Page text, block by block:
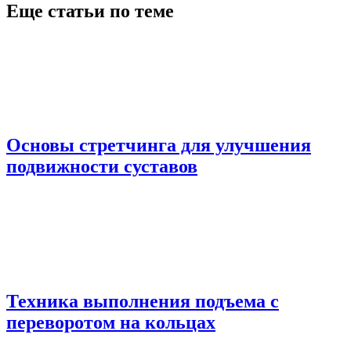
Еще статьи по теме
Основы стретчинга для улучшения
подвижности суставов
Техника выполнения подъема с
переворотом на кольцах